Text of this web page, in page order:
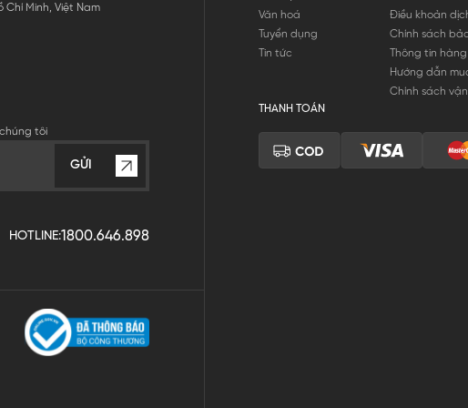
Chí Minh, Việt Nam
tôi
GỬI
HOTLINE:1800.646.898
Văn hoá
Tuyển dụng
Tin tức
Điều khoản
Chính sách
Thông tin
Hướng dẫn
Chính sách
THANH TOÁN